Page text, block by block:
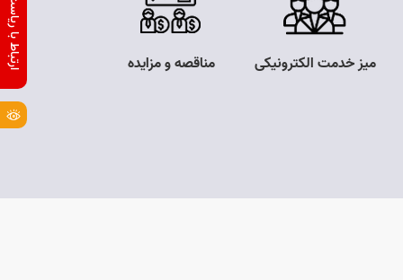
میز خدمت الکترونیکی مناقصه و مزایده
سامانه ملی
دسترسی آزاد به